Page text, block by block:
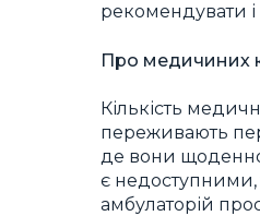
рекомендувати
Про медичиних
Кількість
переживають
де вони щоденно
є недоступними,
амбулаторій